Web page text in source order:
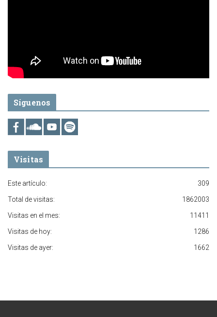
Síguenos
Visitas
309
Este artículo:
1862003
Total de visitas:
11411
Visitas en el mes:
1286
Visitas de hoy:
1662
Visitas de ayer: